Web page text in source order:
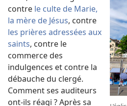
contre le culte de Marie,
la mère de Jésus, contre
les prières adressées aux
saints, contre le
commerce des
indulgences et contre la
débauche du clergé.
Comment ses auditeurs
ont-ils réagi ? Après sa